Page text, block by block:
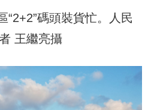
“2+2”碼頭裝貨忙。人民
王繼亮攝